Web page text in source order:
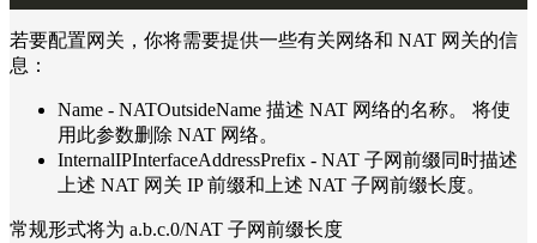
若要配置网关，你将需要提供一些有关网络和 NAT 网关的信
息：
Name - NATOutsideName 描述 NAT 网络的名称。 将使
用此参数删除 NAT 网络。
InternalIPInterfaceAddressPrefix - NAT 子网前缀同时描述
上述 NAT 网关 IP 前缀和上述 NAT 子网前缀长度。
常规形式将为 a.b.c.0/NAT 子网前缀长度